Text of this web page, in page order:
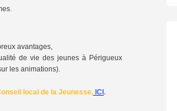
.
avantages,
de vie des jeunes à Périgueux
les animations).
local de la Jeunesse,ICI.